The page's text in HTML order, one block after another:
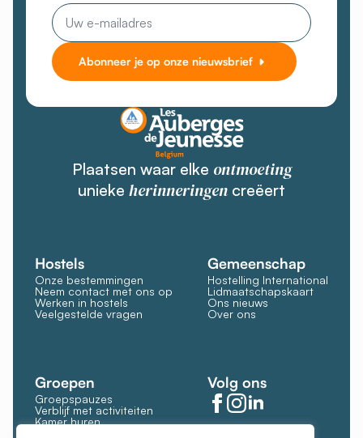
E-
mail
Abonneer je op onze nieuwsbrief
Plaatsen waar elke ontmoeting
unieke herinneringen creëert
Hostels
Onze bestemmingen
Neem contact met ons op
Werken in hostels
Veelgestelde vragen
Gemeenschap
Hostelling International
Lidmaatschapskaart
Ons nieuws
Over ons
Groepen
Groepspauzes
Verblijf met activiteiten
Kamer huren
Volg ons